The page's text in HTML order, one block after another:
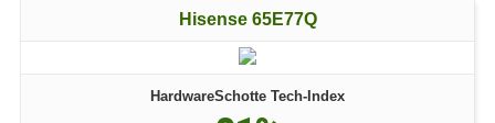
Hisense 65E77Q
HardwareSchotte Tech-Index